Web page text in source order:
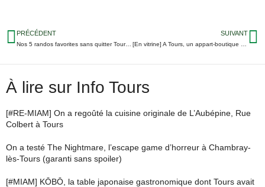
PRÉCÉDENT
Nos 5 randos favorites sans quitter Tours Métropole
SUIVANT
À lire sur Info Tours
[#RE-MIAM] On a regoûté la cuisine originale de L’Aubépine, Rue
Colbert à Tours
On a testé The Nightmare, l’escape game d’horreur à Chambray-
lès-Tours (garanti sans spoiler)
[#MIAM] KŌBŌ, la table japonaise gastronomique dont Tours avait